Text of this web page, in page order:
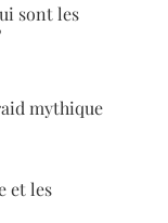
sont les
mythique
et les